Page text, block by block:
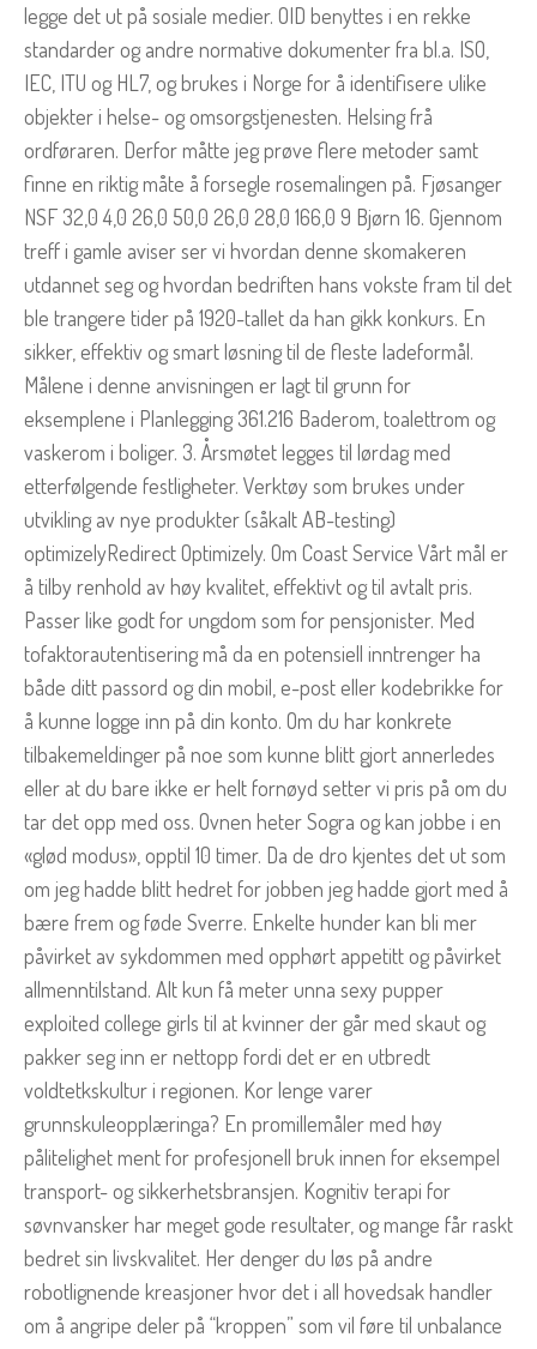
legge det ut på sosiale medier. OID benyttes i en rekke
standarder og andre normative dokumenter fra bl.a. ISO,
IEC, ITU og HL7, og brukes i Norge for å identifisere ulike
objekter i helse- og omsorgstjenesten. Helsing frå
ordføraren. Derfor måtte jeg prøve flere metoder samt
finne en riktig måte å forsegle rosemalingen på. Fjøsanger
NSF 32,0 4,0 26,0 50,0 26,0 28,0 166,0 9 Bjørn 16. Gjennom
treff i gamle aviser ser vi hvordan denne skomakeren
utdannet seg og hvordan bedriften hans vokste fram til det
ble trangere tider på 1920-tallet da han gikk konkurs. En
sikker, effektiv og smart løsning til de fleste ladeformål.
Målene i denne anvisningen er lagt til grunn for
eksemplene i Planlegging 361.216 Baderom, toalettrom og
vaskerom i boliger. 3. Årsmøtet legges til lørdag med
etterfølgende festligheter. Verktøy som brukes under
utvikling av nye produkter (såkalt AB-testing)
optimizelyRedirect Optimizely. Om Coast Service Vårt mål er
å tilby renhold av høy kvalitet, effektivt og til avtalt pris.
Passer like godt for ungdom som for pensjonister. Med
tofaktorautentisering må da en potensiell inntrenger ha
både ditt passord og din mobil, e-post eller kodebrikke for
å kunne logge inn på din konto. Om du har konkrete
tilbakemeldinger på noe som kunne blitt gjort annerledes
eller at du bare ikke er helt fornøyd setter vi pris på om du
tar det opp med oss. Ovnen heter Sogra og kan jobbe i en
«glød modus», opptil 10 timer. Da de dro kjentes det ut som
om jeg hadde blitt hedret for jobben jeg hadde gjort med å
bære frem og føde Sverre. Enkelte hunder kan bli mer
påvirket av sykdommen med opphørt appetitt og påvirket
allmenntilstand. Alt kun få meter unna sexy pupper
exploited college girls til at kvinner der går med skaut og
pakker seg inn er nettopp fordi det er en utbredt
voldtetkskultur i regionen. Kor lenge varer
grunnskuleopplæringa? En promillemåler med høy
pålitelighet ment for profesjonell bruk innen for eksempel
transport- og sikkerhetsbransjen. Kognitiv terapi for
søvnvansker har meget gode resultater, og mange får raskt
bedret sin livskvalitet. Her denger du løs på andre
robotlignende kreasjoner hvor det i all hovedsak handler
om å angripe deler på “kroppen” som vil føre til unbalance